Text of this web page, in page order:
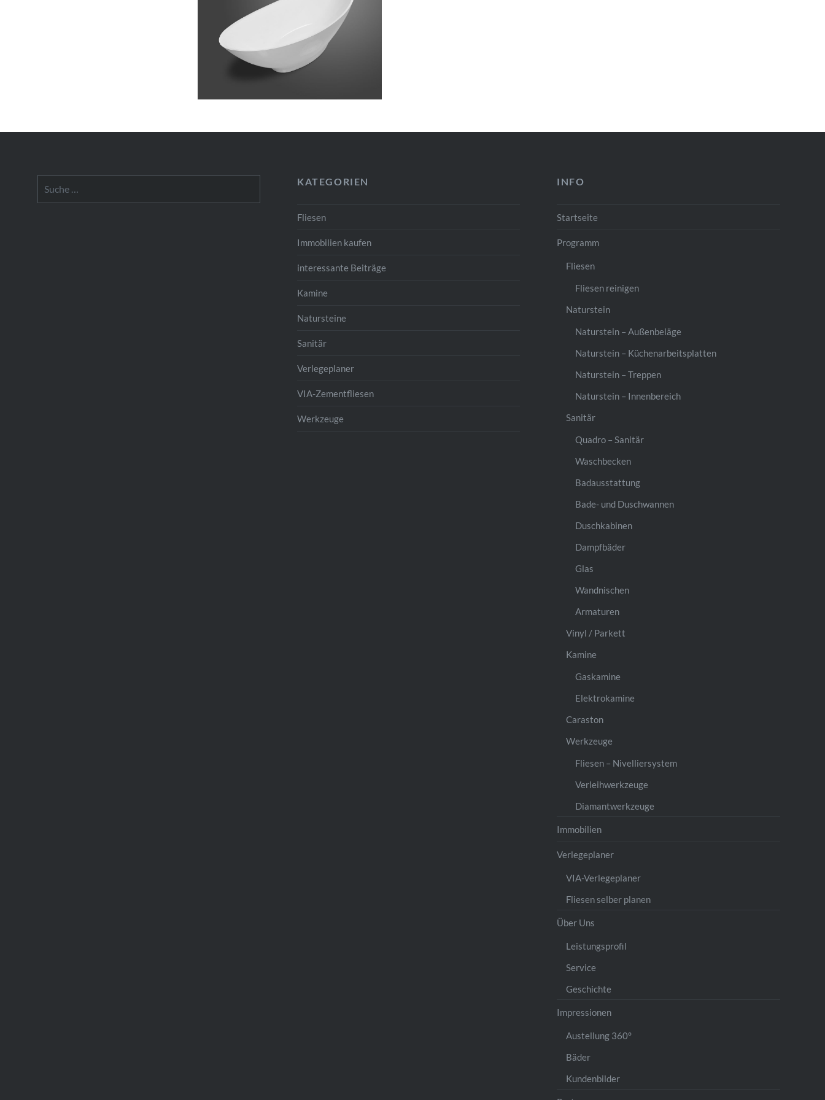
nach:
KATEGORIEN
Fliesen
Immobilien kaufen
interessante Beiträge
Kamine
Natursteine
Sanitär
Verlegeplaner
VIA-Zementfliesen
Werkzeuge
INFO
Startseite
Programm
Fliesen
Fliesen reinigen
Naturstein
Naturstein – Außenbeläge
Naturstein – Küchenarbeitsplatten
Naturstein – Treppen
Naturstein – Innenbereich
Sanitär
Quadro – Sanitär
Waschbecken
Badausstattung
Bade- und Duschwannen
Duschkabinen
Dampfbäder
Glas
Wandnischen
Armaturen
Vinyl / Parkett
Kamine
Gaskamine
Elektrokamine
Caraston
Werkzeuge
Fliesen – Nivelliersystem
Verleihwerkzeuge
Diamantwerkzeuge
Immobilien
Verlegeplaner
VIA-Verlegeplaner
Fliesen selber planen
Über Uns
Leistungsprofil
Service
Geschichte
Impressionen
Austellung 360°
Bäder
Kundenbilder